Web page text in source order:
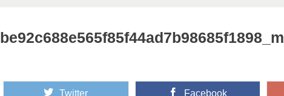
be92c688e565f85f44ad7b98685f1898_m
Twitter Facebook